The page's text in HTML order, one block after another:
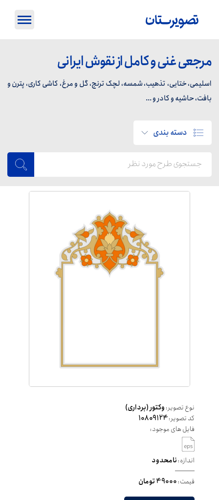
مرجعی غنی و کامل از نقوش ایرانی
اسلیمی، ختایی، تذهیب، شمسه، لچک ترنج، گل و مرغ، کاشی کاری، پترن و
بافت، حاشیه و کادر و ...
دسته بندی
نوع تصویر:وکتور (برداری)
کد تصویر:10809124
فایل های موجود:
اندازه:نامحدود
قیمت:49000 تومان